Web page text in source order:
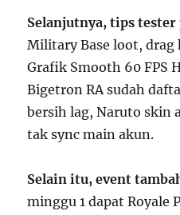
Selanjutnya, tips tester
Military Base loot, drag
Grafik Smooth 60 FPS
Bigetron RA sudah
bersih lag, Naruto skin
tak sync main akun.
Selain itu, event
minggu 1 dapat Royale